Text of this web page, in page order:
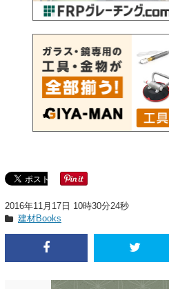
2016年11月17日 10時30分24秒
建材Books